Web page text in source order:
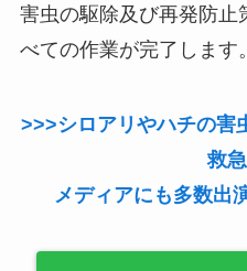
害虫の駆除及び再発防止
べての作業が完了します。
>>>シロアリやハチの害
救
メディアにも多数出